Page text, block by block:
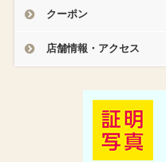
クーポン
店舗情報・アクセス